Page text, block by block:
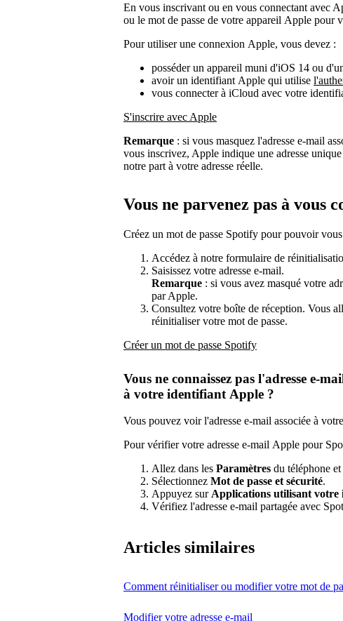
En vous inscrivant ou en vous connectant avec
ou le mot de passe de votre appareil Apple pour
Pour utiliser une connexion Apple, vous devez :
posséder un appareil muni d'iOS 14 ou
avoir un identifiant Apple qui utilise
vous connecter à iCloud avec votre
S'inscrire avec Apple
Remarque : si vous masquez l'adresse e-mail
vous inscrivez, Apple indique une adresse
notre part à votre adresse réelle.
Vous ne parvenez pas à vous
Créez un mot de passe Spotify pour pouvoir
Accédez à notre formulaire de
Saisissez votre adresse e-mail.
Remarque : si vous avez masqué votre
par Apple.
Consultez votre boîte de réception. Vous
réinitialiser votre mot de passe.
Créer un mot de passe Spotify
Vous ne connaissez pas l'adresse e-
à votre identifiant Apple ?
Vous pouvez voir l'adresse e-mail associée à
Pour vérifier votre adresse e-mail Apple pour
Allez dans les Paramètres du téléphone
Sélectionnez Mot de passe et sécurité.
Appuyez surApplications utilisant
Vérifiez l'adresse e-mail partagée avec
Articles similaires
Comment réinitialiser ou modifier votre mot de
Modifier votre adresse e-mail